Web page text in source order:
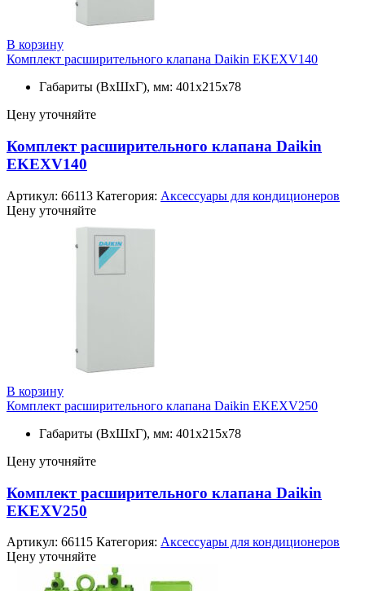
В корзину
Комплект расширительного клапана Daikin EKEXV140
Габариты (ВxШxГ), мм: 401x215x78
Цену уточняйте
Комплект расширительного клапана Daikin
EKEXV140
Артикул: 66113 Категория: Аксессуары для кондиционеров
Цену уточняйте
В корзину
Комплект расширительного клапана Daikin EKEXV250
Габариты (ВxШxГ), мм: 401x215x78
Цену уточняйте
Комплект расширительного клапана Daikin
EKEXV250
Артикул: 66115 Категория: Аксессуары для кондиционеров
Цену уточняйте